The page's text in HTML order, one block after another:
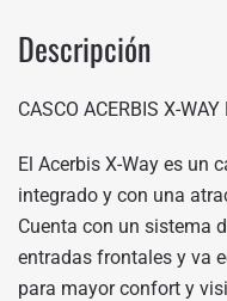
Descripción
CASCO ACERBIS X-
El Acerbis X-Way es un
integrado y con una
Cuenta con un sistema
entradas frontales y va
para mayor confort y